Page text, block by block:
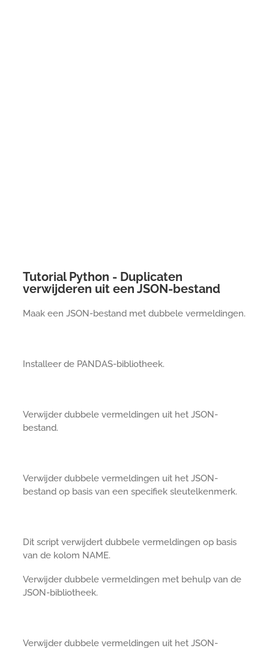
Tutorial Python - Duplicaten
verwijderen uit een JSON-bestand
Maak een JSON-bestand met dubbele vermeldingen.
Installeer de PANDAS-bibliotheek.
Verwijder dubbele vermeldingen uit het JSON-
bestand.
Verwijder dubbele vermeldingen uit het JSON-
bestand op basis van een specifiek sleutelkenmerk.
Dit script verwijdert dubbele vermeldingen op basis
van de kolom NAME.
Verwijder dubbele vermeldingen met behulp van de
JSON-bibliotheek.
Verwijder dubbele vermeldingen uit het JSON-